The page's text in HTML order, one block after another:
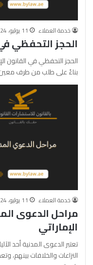
خدمة العملاء 11 يوليو، 2024
الحجز التحفظي
الحجز التحفظي في القانون
بناءً على طلب من طرف معين
خدمة العملاء 11 يوليو، 2024
مراحل الدعوى
الإماراتي
تعتبر الدعوى المدنية أحد
النزاعات والخلافات بينهم،